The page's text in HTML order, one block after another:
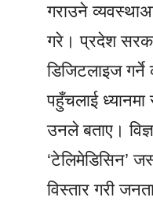
गराउने
गरे। प्रदेश
डिजिटलाइज
पहुँचलाई ध्यानमा
उनले बताए।
‘टेलिमेडिसिन’
विस्तार गरी